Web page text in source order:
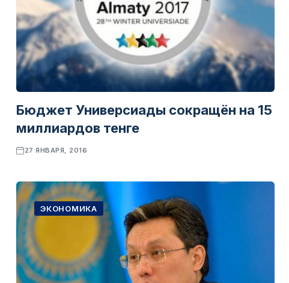
Бюджет Универсиады сокращён на 15
миллиардов тенге
27 ЯНВАРЯ, 2016
ЭКОНОМИКА